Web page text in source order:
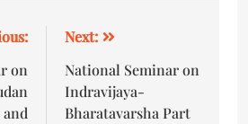
on
and
Next:
National Seminar on
Indravijaya-
Bharatavarsha Part